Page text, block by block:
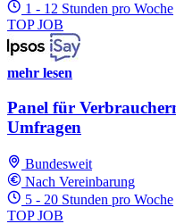
1 - 12 Stunden pro Woche
TOP JOB
mehr lesen
Panel für
Umfragen
Bundesweit
Nach Vereinbarung
5 - 20 Stunden pro Woche
TOP JOB